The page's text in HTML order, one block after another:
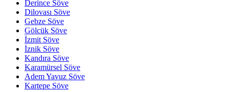
Derince Söve
Dilovası Söve
Gebze Söve
Gölcük Söve
İzmit Söve
İznik Söve
Kandıra Söve
Karamürsel Söve
Adem Yavuz Söve
Kartepe Söve